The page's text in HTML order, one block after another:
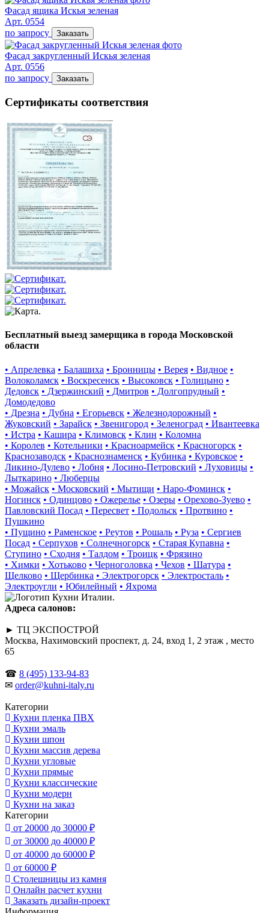
Фасад ящика Искья зеленая
Арт. 0554
по запросу
Заказать
Фасад закругленный Искья зеленая
Арт. 0556
по запросу
Заказать
Сертификаты соответствия
Бесплатный выезд замерщика в города Московской
области
• Апрелевка • Балашиха • Бронницы • Верея • Видное •
Волоколамск • Воскресенск • Высоковск • Голицыно •
Дедовск • Дзержинский • Дмитров • Долгопрудный •
Домодедово
• Дрезна • Дубна • Егорьевск • Железнодорожный •
Жуковский • Зарайск • Звенигород • Зеленоград • Ивантеевка
• Истра • Кашира • Климовск • Клин • Коломна
• Королев • Котельники • Красноармейск • Красногорск •
Краснозаводск • Краснознаменск • Кубинка • Куровское •
Ликино-Дулево • Лобня • Лосино-Петровский • Луховицы •
Лыткарино • Люберцы
• Можайск • Московский • Мытищи • Наро-Фоминск •
Ногинск • Одинцово • Ожерелье • Озеры • Орехово-Зуево •
Павловский Посад • Пересвет • Подольск • Протвино •
Пушкино
• Пущино • Раменское • Реутов • Рошаль • Руза • Сергиев
Посад • Серпухов • Солнечногорск • Старая Купавна •
Ступино • Сходня • Талдом • Троицк • Фрязино
• Химки • Хотьково • Черноголовка • Чехов • Шатура •
Щелково • Щербинка • Электрогорск • Электросталь •
Электроугли • Юбилейный • Яхрома
Адреса салонов:
► ТЦ ЭКСПОСТРОЙ
Москва, Нахимовский проспект, д. 24, вход 1, 2 этаж , место
65
☎ 8 (495) 133-94-83
✉ order@kuhni-italy.ru
Категории
Кухни пленка ПВХ
Кухни эмаль
Кухни шпон
Кухни массив дерева
Кухни угловые
Кухни прямые
Кухни классические
Кухни модерн
Кухни на заказ
Категории
от 20000 до 30000 ₽
от 30000 до 40000 ₽
от 40000 до 60000 ₽
от 60000 ₽
Столешницы из камня
Онлайн расчет кухни
Заказать дизайн-проект